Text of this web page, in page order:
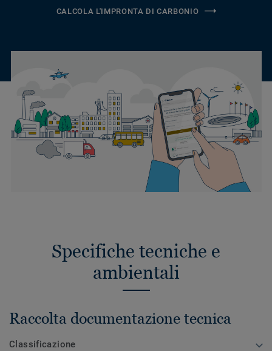
CALCOLA L'IMPRONTA DI CARBONIO
Specifiche tecniche e
ambientali
Raccolta documentazione tecnica
Classificazione